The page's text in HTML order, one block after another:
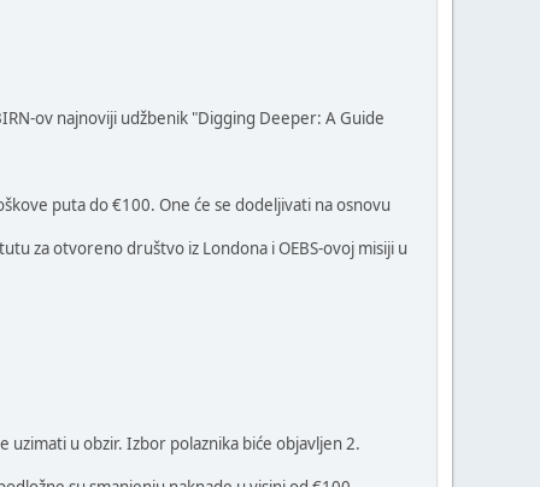
ov najnoviji udžbenik "Digging Deeper: A Guide
puta do €100. One će se dodeljivati na osnovu
za otvoreno društvo iz Londona i OEBS-ovoj misiji u
u obzir. Izbor polaznika biće objavljen 2.